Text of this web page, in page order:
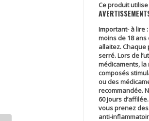
Ce produit
Important- à lire :
moins de 18
allaitez.
serré. Lors de
médicaments,
composés
ou des
recommandée.
60 jours
vous prenez
anti-